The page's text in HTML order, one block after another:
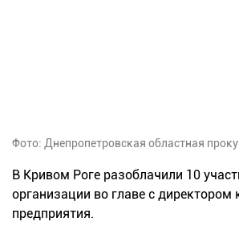
Фото: Днепропетровская областная
В Кривом Роге разоблачили 10
организации во главе с
предприятия.